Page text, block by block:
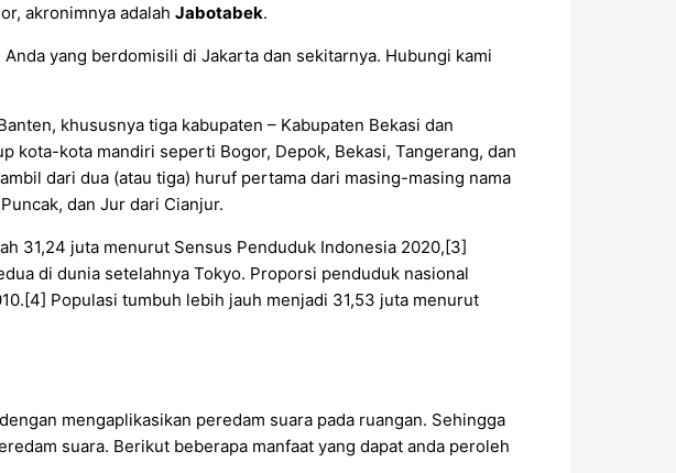
akronimnya adalah Jabotabek.
yang berdomisili di Jakarta dan sekitarnya. Hubungi kami
khususnya tiga kabupaten – Kabupaten Bekasi dan
kota-kota mandiri seperti Bogor, Depok, Bekasi, Tangerang, dan
dari dua (atau tiga) huruf pertama dari masing-masing nama
dan Jur dari Cianjur.
31,24 juta menurut Sensus Penduduk Indonesia 2020,[3]
di dunia setelahnya Tokyo. Proporsi penduduk nasional
Populasi tumbuh lebih jauh menjadi 31,53 juta menurut
mengaplikasikan peredam suara pada ruangan. Sehingga
suara. Berikut beberapa manfaat yang dapat anda peroleh